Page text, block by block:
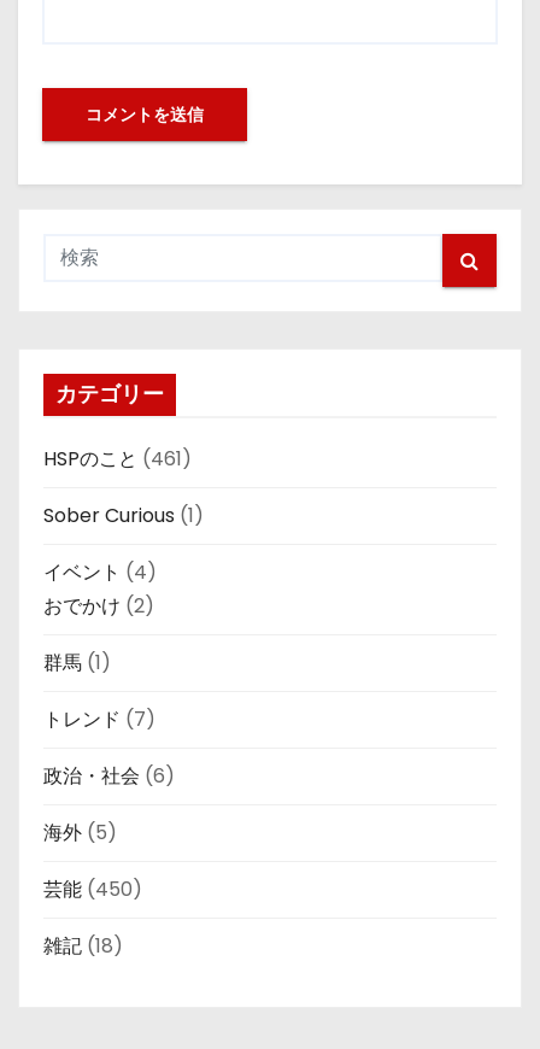
カテゴリー
HSPのこと (461)
Sober Curious (1)
イベント (4)
おでかけ (2)
群馬 (1)
トレンド (7)
政治・社会 (6)
海外 (5)
芸能 (450)
雑記 (18)